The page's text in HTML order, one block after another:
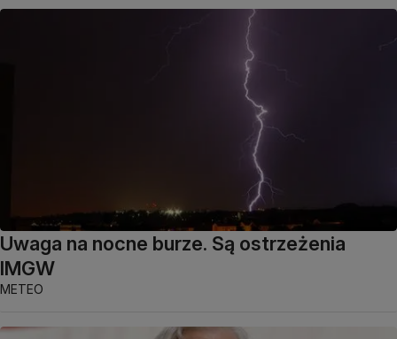
Uwaga na nocne burze. Są ostrzeżenia
IMGW
METEO